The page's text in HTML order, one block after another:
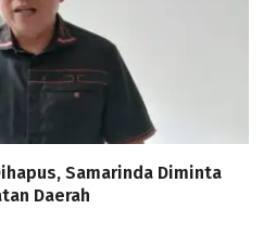
Samarinda Diminta
Daerah